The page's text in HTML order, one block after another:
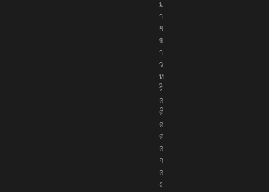
ง
ห
ม
า
ย
ข่
า
ว
ห
รื
อ
ติ
ด
ต่
อ
ก